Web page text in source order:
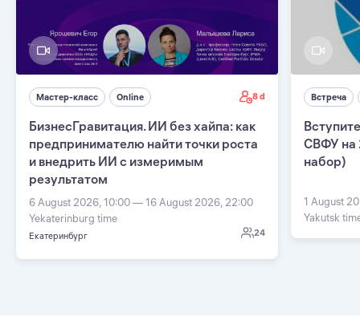
Мастер-класс Online 8 d
БизнесГравитация. ИИ без хайпа: как
предпринимателю найти точки роста
и внедрить ИИ с измеримым
результатом
6 August 2026, 10:00 — 16 August 2026, 22:00
Yekaterinburg time
Екатеринбург 24
Встреча
СВФУ на
набор)
1 August
Yakutsk